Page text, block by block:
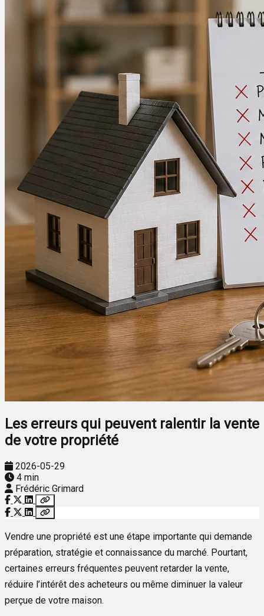
Les erreurs qui peuvent ralentir la vente
de votre propriété
2026-05-29
4 min
Frédéric Grimard
Vendre une propriété est une étape importante qui demande
préparation, stratégie et connaissance du marché. Pourtant,
certaines erreurs fréquentes peuvent retarder la vente,
réduire l’intérêt des acheteurs ou même diminuer la valeur
perçue de votre maison.